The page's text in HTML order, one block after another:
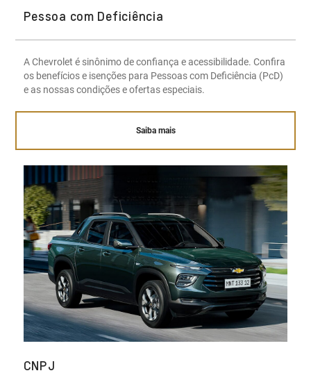
Pessoa com Deficiência
A Chevrolet é sinônimo de confiança e acessibilidade. Confira
os benefícios e isenções para Pessoas com Deficiência (PcD)
e as nossas condições e ofertas especiais.
Saiba mais
CNPJ